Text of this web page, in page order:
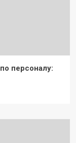
персоналу: